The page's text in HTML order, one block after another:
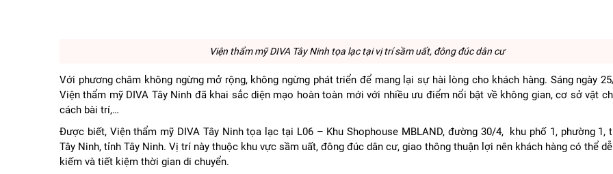
Viện thẩm mỹ DIVA Tây Ninh tọa lạc tại vị trí sầm uất, đông đúc dân cư
Với phương châm không ngừng mở rộng, không ngừng phát triển để mang lại sự hài lòng cho khách hàng. Sáng ngày
Viện thẩm mỹ DIVA Tây Ninh đã khai sắc diện mạo hoàn toàn mới với nhiều ưu điểm nổi bật về không gian, cơ sở vật
cách bài trí,…
Được biết, Viện thẩm mỹ DIVA Tây Ninh tọa lạc tại L06 – Khu Shophouse MBLAND, đường 30/4, khu phố 1, phường 1,
Tây Ninh, tỉnh Tây Ninh. Vị trí này thuộc khu vực sầm uất, đông đúc dân cư, giao thông thuận lợi nên khách hàng có thể
kiếm và tiết kiệm thời gian di chuyển.